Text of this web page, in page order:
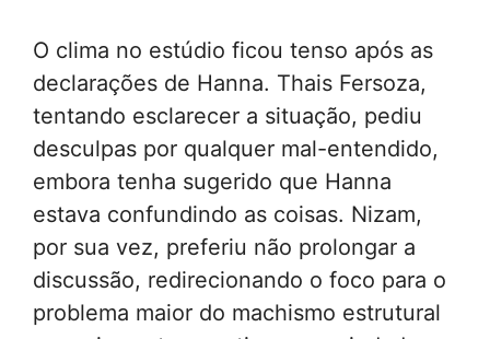
O clima no estúdio ficou tenso após as
declarações de Hanna. Thais Fersoza,
tentando esclarecer a situação, pediu
desculpas por qualquer mal-entendido,
embora tenha sugerido que Hanna
estava confundindo as coisas. Nizam,
por sua vez, preferiu não prolongar a
discussão, redirecionando o foco para o
problema maior do machismo estrutural